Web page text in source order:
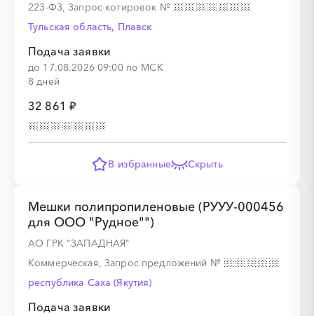
223-ФЗ, Запрос котировок №
Тульская область, Плавск
Подача заявки
до 17.08.2026 09:00 по МСК
8 дней
32 861 ₽
В избранные Скрыть
Мешки полипропиленовые (РУУУ-000456
для ООО "Рудное"")
АО ГРК "ЗАПАДНАЯ"
Коммерческая, Запрос предложений №
республика Саха (Якутия)
Подача заявки
░░░░░░░░░░░░